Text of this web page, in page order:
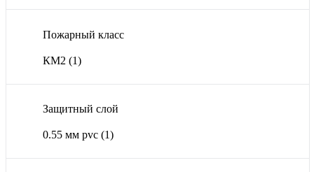
Пожарный класс
КМ2 (1)
Защитный слой
0.55 мм pvc (1)